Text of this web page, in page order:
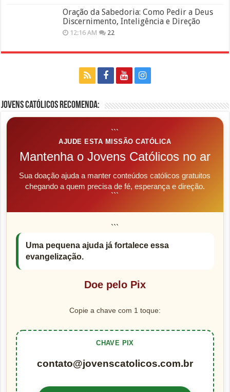
Oração da Sabedoria: Como Pedir a Deus
Discernimento, Inteligência e Direção
12:16 AM 22
Jovens Católicos Recomenda:
```
AJUDE ESTA MISSÃO CATÓLICA
Mantenha o Jovens Católicos no ar
Sua doação ajuda a manter conteúdos católicos gratuitos
chegando a quem precisa de fé, esperança e direção.
```
```
Uma pequena ajuda já fortalece essa
evangelização.
Doe pelo Pix
Copie a chave com 1 toque:
CHAVE PIX
contato@jovenscatolicos.com.br